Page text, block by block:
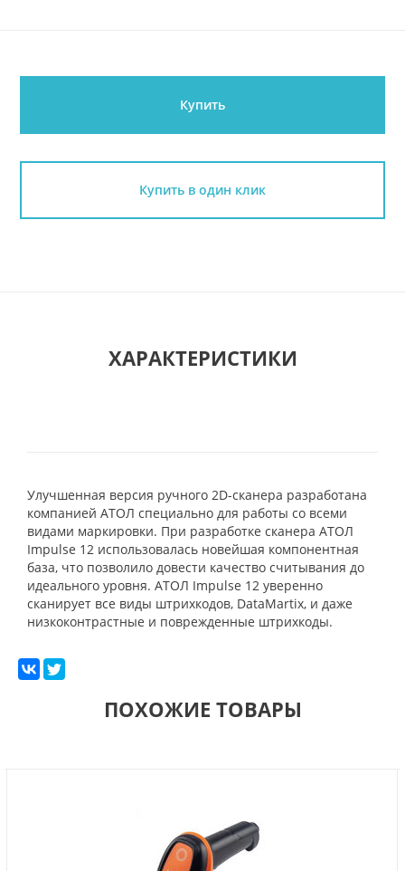
Купить
Купить в один клик
ХАРАКТЕРИСТИКИ
Улучшенная версия ручного 2D-сканера разработана
компанией АТОЛ специально для работы со всеми
видами маркировки. При разработке сканера АТОЛ
Impulse 12 использовалась новейшая компонентная
база, что позволило довести качество считывания до
идеального уровня. АТОЛ Impulse 12 уверенно
сканирует все виды штрихкодов, DataMartix, и даже
низкоконтрастные и поврежденные штрихкоды.
ПОХОЖИЕ ТОВАРЫ